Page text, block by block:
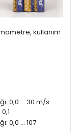
kullanım
0,0 ... 30 m/s
0,0 ... 107